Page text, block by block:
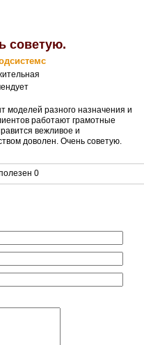
советую.
моделей разного назначения и
работают грамотные
вежливое и
доволен. Очень советую.
0